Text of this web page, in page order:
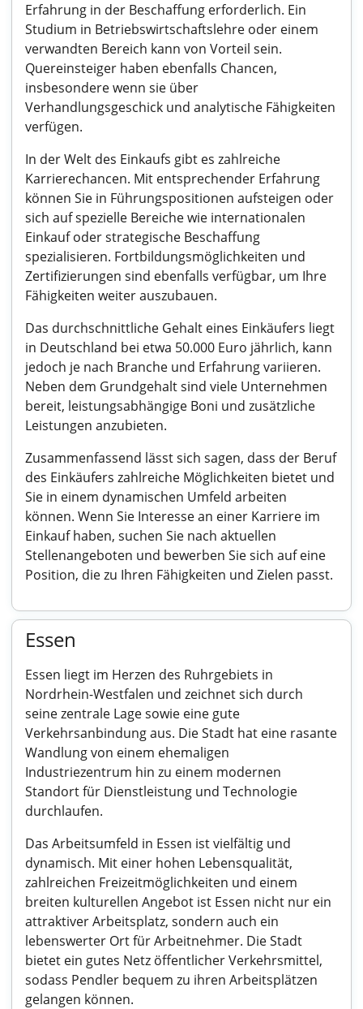
Erfahrung in der Beschaffung erforderlich. Ein
Studium in Betriebswirtschaftslehre oder einem
verwandten Bereich kann von Vorteil sein.
Quereinsteiger haben ebenfalls Chancen,
insbesondere wenn sie über
Verhandlungsgeschick und analytische Fähigkeiten
verfügen.
In der Welt des Einkaufs gibt es zahlreiche
Karrierechancen. Mit entsprechender Erfahrung
können Sie in Führungspositionen aufsteigen oder
sich auf spezielle Bereiche wie internationalen
Einkauf oder strategische Beschaffung
spezialisieren. Fortbildungsmöglichkeiten und
Zertifizierungen sind ebenfalls verfügbar, um Ihre
Fähigkeiten weiter auszubauen.
Das durchschnittliche Gehalt eines Einkäufers liegt
in Deutschland bei etwa 50.000 Euro jährlich, kann
jedoch je nach Branche und Erfahrung variieren.
Neben dem Grundgehalt sind viele Unternehmen
bereit, leistungsabhängige Boni und zusätzliche
Leistungen anzubieten.
Zusammenfassend lässt sich sagen, dass der Beruf
des Einkäufers zahlreiche Möglichkeiten bietet und
Sie in einem dynamischen Umfeld arbeiten
können. Wenn Sie Interesse an einer Karriere im
Einkauf haben, suchen Sie nach aktuellen
Stellenangeboten und bewerben Sie sich auf eine
Position, die zu Ihren Fähigkeiten und Zielen passt.
Essen
Essen liegt im Herzen des Ruhrgebiets in
Nordrhein-Westfalen und zeichnet sich durch
seine zentrale Lage sowie eine gute
Verkehrsanbindung aus. Die Stadt hat eine rasante
Wandlung von einem ehemaligen
Industriezentrum hin zu einem modernen
Standort für Dienstleistung und Technologie
durchlaufen.
Das Arbeitsumfeld in Essen ist vielfältig und
dynamisch. Mit einer hohen Lebensqualität,
zahlreichen Freizeitmöglichkeiten und einem
breiten kulturellen Angebot ist Essen nicht nur ein
attraktiver Arbeitsplatz, sondern auch ein
lebenswerter Ort für Arbeitnehmer. Die Stadt
bietet ein gutes Netz öffentlicher Verkehrsmittel,
sodass Pendler bequem zu ihren Arbeitsplätzen
gelangen können.